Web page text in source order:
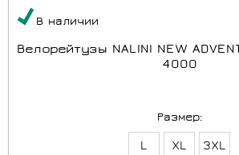
В наличии
Велорейтузы NALINI NEW
4000
Размер:
L XL 3XL